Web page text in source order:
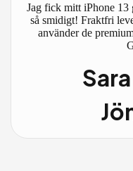
Jag fick mitt iPhone
så smidigt! Fraktfri
använder de